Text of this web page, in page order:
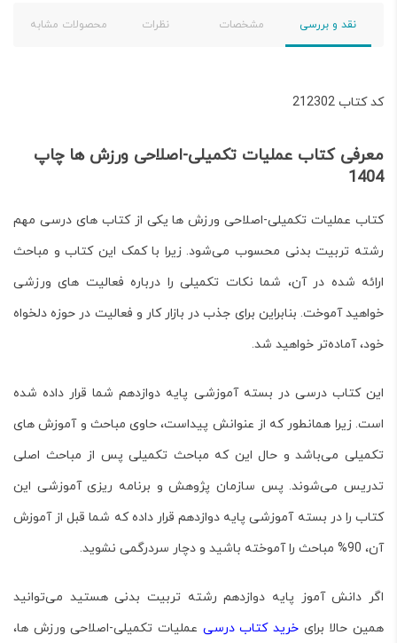
نقد و بررسی مشخصات نظرات محصولات مشابه
کد کتاب 212302
معرفی کتاب عملیات تکمیلی-اصلاحی ورزش ها چاپ
1404
کتاب عملیات تکمیلی-اصلاحی ورزش هایکی از کتاب های درسی مهم
رشته تربیت بدنی محسوب می‌شود. زیرا با کمک این کتاب و مباحث
ارائه شده در آن، شما نکات تکمیلی را درباره فعالیت های ورزشی
خواهید آموخت. بنابراین برای جذب در بازار کار و فعالیت در حوزه دلخواه
خود، آماده‌تر خواهید شد.
اینکتاب درسی در بسته آموزشی پایه دوازدهم شما قرار داده شده
است. زیرا همانطور که از عنوانش پیداست، حاوی مباحث و آموزش های
تکمیلی می‌باشد و حال این که مباحث تکمیلی پس از مباحث اصلی
تدریس می‌شوند. پس سازمان پژوهش و برنامه ریزی آموزشی این
کتاب را در بسته آموزشی پایه دوازدهم قرار داده که شما قبل از آموزش
آن، 90% مباحث را آموخته باشید و دچار سردرگمی نشوید.
اگر دانش آموز پایه دوازدهم رشته تربیت بدنی هستید می‌توانید
همین حالا برای خرید کتاب درسی عملیات تکمیلی-اصلاحی ورزش ها،